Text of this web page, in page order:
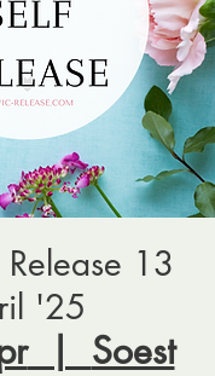
13
'25
  |
Soest